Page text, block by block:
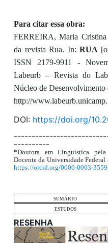
Para citar essa obra:
FERREIRA, Maria
da revista Rua. In:RUA
ISSN 2179-9911 -
Labeurb – Revista do
Núcleo de Desenvolvimento
http://
DOI: https://doi.org/
----------
*Doutora em Linguística pela
Docente da Universidade
https://orcid.org/0000-0003-
SUMÁRIO
ESTUDOS
RESENHA